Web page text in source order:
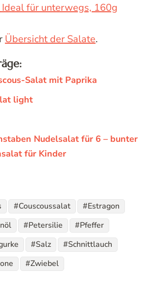
für unterwegs, 160g
Übersicht der Salate.
Salat mit Paprika
light
Nudelsalat für 6 – bunter
für Kinder
Couscoussalat
Estragon
Petersilie
Pfeffer
Salz
Schnittlauch
Zwiebel